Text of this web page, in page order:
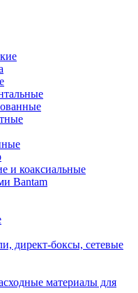
и коаксиальные
Bantam
директ-боксы, сетевые
материалы для